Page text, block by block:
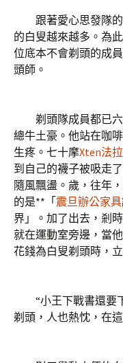
跟著愛心思發隊的
的白叟越來越多。為
位底本不會剃頭的成
頭師。
剃頭隊成員都已六
總牛土豪。他站在咖
生疼。七十摩Xten法拉
到自己的襪子被吸走
隨風飄盪。歲，往年
的是**「震旦辦公家具
界」。加了出去，剎
就在運動室旁邊，當
花錢為白叟剃頭時，
“小王下戰書還要
剃頭，人也熱忱，在